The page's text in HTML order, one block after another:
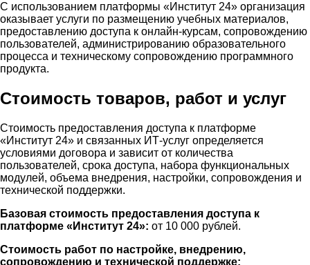
С использованием платформы «Институт 24» организация
оказывает услуги по размещению учебных материалов,
предоставлению доступа к онлайн-курсам, сопровождению
пользователей, администрированию образовательного
процесса и техническому сопровождению программного
продукта.
Стоимость товаров, работ и услуг
Стоимость предоставления доступа к платформе
«Институт 24» и связанных ИТ-услуг определяется
условиями договора и зависит от количества
пользователей, срока доступа, набора функциональных
модулей, объема внедрения, настройки, сопровождения и
технической поддержки.
Базовая стоимость предоставления доступа к
платформе «Институт 24»: от 10 000 рублей.
Стоимость работ по настройке, внедрению,
сопровождению и технической поддержке: